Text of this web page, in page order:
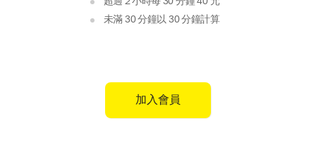
未滿 30 分鐘以 30 分鐘計算
加入會員